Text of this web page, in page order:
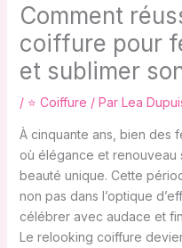
Comment
coiffure pour
et sublimer
/ ⭐ Coiffure / Par Lea
À cinquante ans, bien des
où élégance et renouveau
beauté unique. Cette
non pas dans l’optique
célébrer avec audace et
Le relooking coiffure